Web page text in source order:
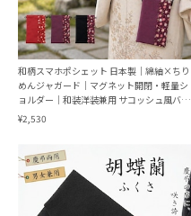
和柄スマホポシェット 日本製｜綿紬×ちり
めんジャガード｜マグネット開閉・軽量シ
ョルダー｜和装洋装兼用 サコッシュ風バッ
グ
¥2,530